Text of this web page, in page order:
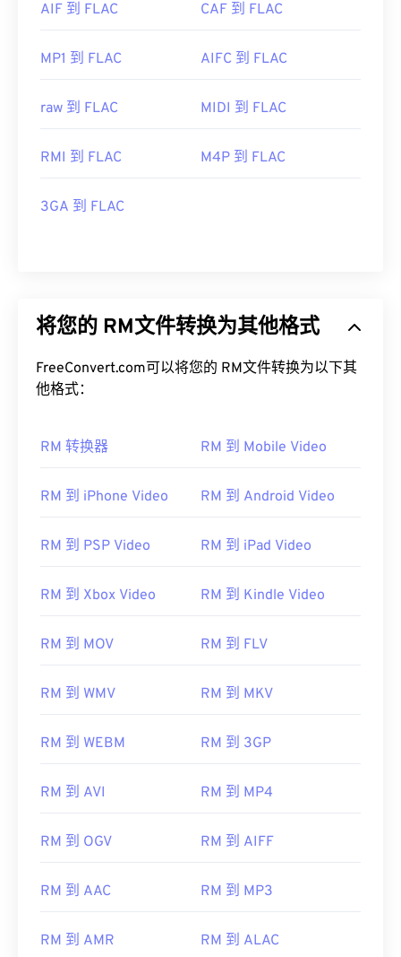
AIF 到 FLAC CAF 到 FLAC
MP1 到 FLAC AIFC 到 FLAC
raw 到 FLAC MIDI 到 FLAC
RMI 到 FLAC M4P 到 FLAC
3GA 到 FLAC
将您的 RM文件转换为其他格式
FreeConvert.com可以将您的 RM文件转换为以下其
他格式：
RM 转换器 RM 到 Mobile Video
RM 到 iPhone Video RM 到 Android Video
RM 到 PSP Video RM 到 iPad Video
RM 到 Xbox Video RM 到 Kindle Video
RM 到 MOV RM 到 FLV
RM 到 WMV RM 到 MKV
RM 到 WEBM RM 到 3GP
RM 到 AVI RM 到 MP4
RM 到 OGV RM 到 AIFF
RM 到 AAC RM 到 MP3
RM 到 AMR RM 到 ALAC